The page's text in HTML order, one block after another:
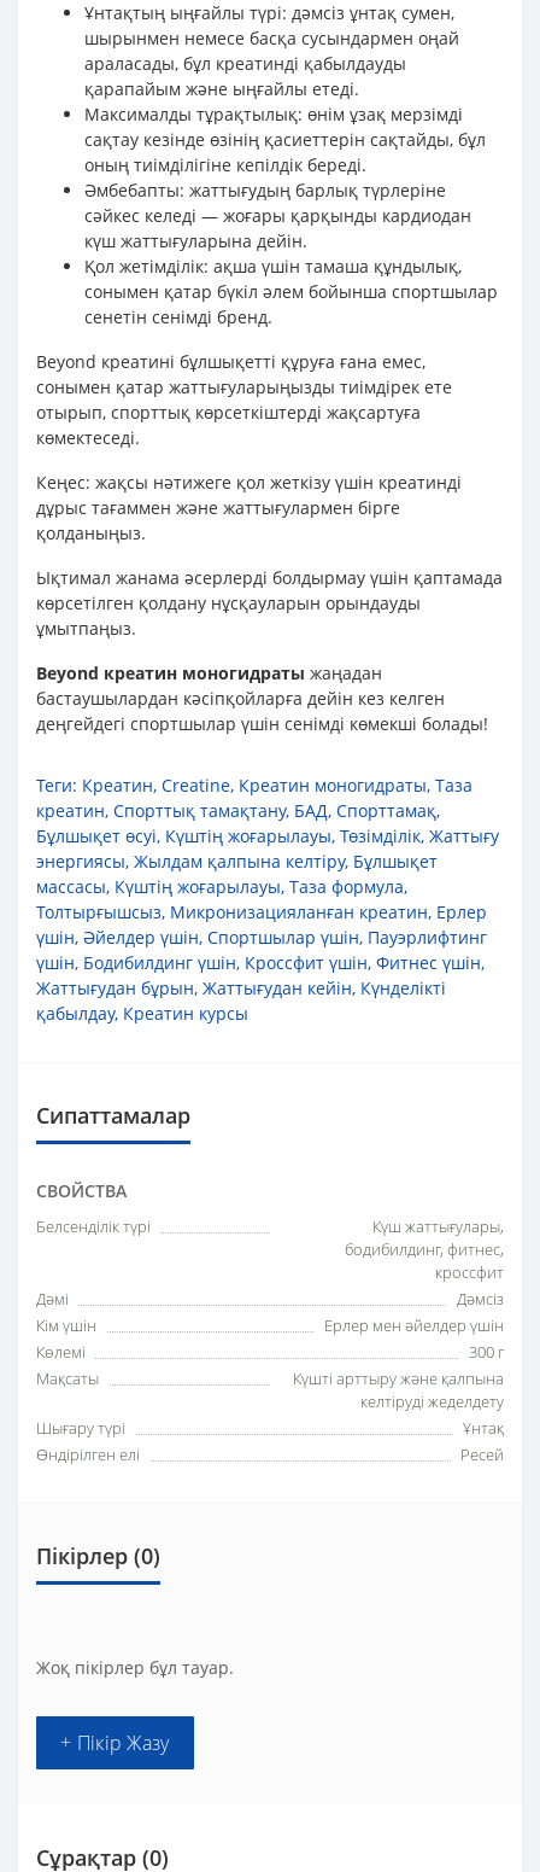
Ұнтақтың ыңғайлы түрі: дәмсіз ұнтақ сумен,
шырынмен немесе басқа сусындармен оңай
араласады, бұл креатинді қабылдауды
қарапайым және ыңғайлы етеді.
Максималды тұрақтылық: өнім ұзақ мерзімді
сақтау кезінде өзінің қасиеттерін сақтайды, бұл
оның тиімділігіне кепілдік береді.
Әмбебапты: жаттығудың барлық түрлеріне
сәйкес келеді — жоғары қарқынды кардиодан
күш жаттығуларына дейін.
Қол жетімділік: ақша үшін тамаша құндылық,
сонымен қатар бүкіл әлем бойынша спортшылар
сенетін сенімді бренд.
Beyond креатині бұлшықетті құруға ғана емес,
сонымен қатар жаттығуларыңызды тиімдірек ете
отырып, спорттық көрсеткіштерді жақсартуға
көмектеседі.
Кеңес: жақсы нәтижеге қол жеткізу үшін креатинді
дұрыс тағаммен және жаттығулармен бірге
қолданыңыз.
Ықтимал жанама әсерлерді болдырмау үшін қаптамада
көрсетілген қолдану нұсқауларын орындауды
ұмытпаңыз.
Beyond креатин моногидраты жаңадан
бастаушылардан кәсіпқойларға дейін кез келген
деңгейдегі спортшылар үшін сенімді көмекші болады!
Теги: Креатин, Creatine, Креатин моногидраты, Таза
креатин, Спорттық тамақтану, БАД, Спорттамақ,
Бұлшықет өсуі, Күштің жоғарылауы, Төзімділік, Жаттығу
энергиясы, Жылдам қалпына келтіру, Бұлшықет
массасы, Күштің жоғарылауы, Таза формула,
Толтырғышсыз, Микронизацияланған креатин, Ерлер
үшін, Әйелдер үшін, Спортшылар үшін, Пауэрлифтинг
үшін, Бодибилдинг үшін, Кроссфит үшін, Фитнес үшін,
Жаттығудан бұрын, Жаттығудан кейін, Күнделікті
қабылдау, Креатин курсы
Сипаттамалар
СВОЙСТВА
Белсенділік түрі
Күш жаттығулары,
бодибилдинг, фитнес,
кроссфит
Дәмі
Дәмсіз
Кім үшін
Ерлер мен әйелдер үшін
Көлемі
300 г
Мақсаты
Күшті арттыру және қалпына
келтіруді жеделдету
Шығару түрі
Ұнтақ
Өндірілген елі
Ресей
Пікірлер (0)
Жоқ пікірлер бұл тауар.
+ Пікір Жазу
Сұрақтар (0)